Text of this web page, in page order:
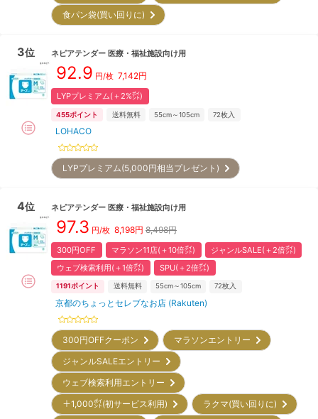
食パン袋(買い回りに)
3位 ネピアテンダー 医療・福祉施設向け用
92.9 円/枚 7,142円
LYPプレミアム(＋2%㌽)
455ポイント 送料無料 55cm～105cm 72枚入
LOHACO
LYPプレミアム(5,000円相当プレゼント)
4位 ネピアテンダー 医療・福祉施設向け用
97.3 円/枚 8,198円 8,498円
300円OFF マラソン11店(＋10倍㌽)
ジャンルSALE(＋2倍㌽)
ウェブ検索利用(＋1倍㌽)
SPU(＋2倍㌽)
1191ポイント 送料無料 55cm～105cm 72枚入
京都のちょっとセレブなお店 (Rakuten)
300円OFFクーポン
マラソンエントリー
ジャンルSALEエントリー
ウェブ検索利用エントリー
＋1,000㌽(初サービス利用)
ラクマ(買い回りに)